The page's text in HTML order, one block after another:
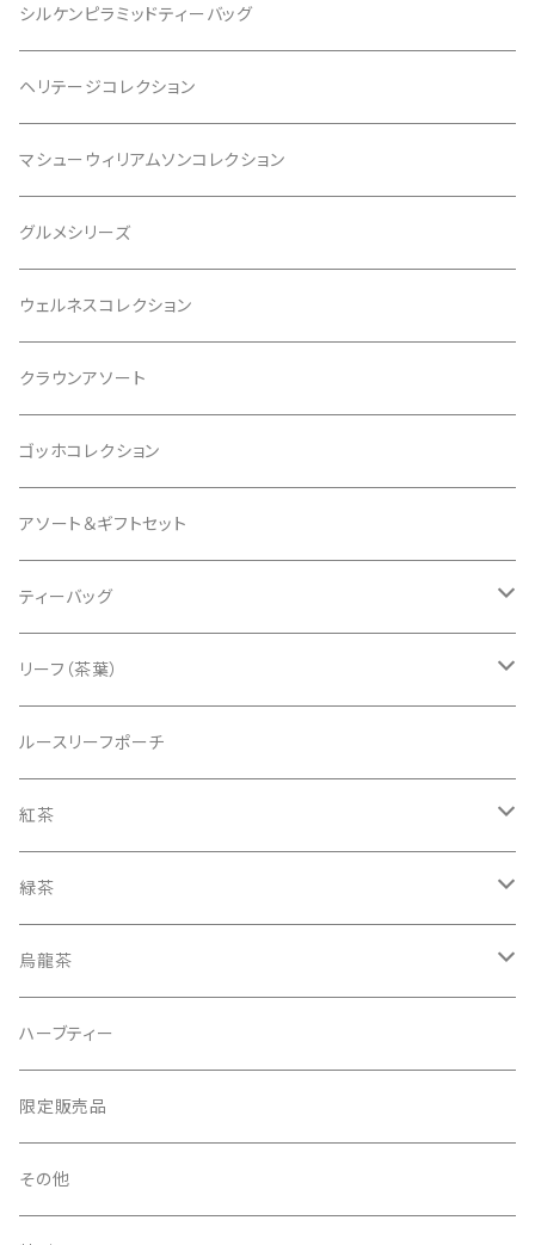
シルケンピラミッドティーバッグ
ヘリテージコレクション
マシューウィリアムソンコレクション
グルメシリーズ
ウェルネスコレクション
クラウンアソート
ゴッホコレクション
アソート＆ギフトセット
ティーバッグ
クラシックティーバッグ
ティーバッグ 25個入り
ティーバッグ 50個入り
シルケンピラミッドティーバッグ
アソート＆ギフトセット
ティーバッグお試しセット
ティーバッグバラ
ティーバッグ20個入り 簡易パッケージセット
リーフ（茶葉）
リーフ（茶葉） 100g入り BOX
リーフ（茶葉） 125g入り CADDY（缶）
グルメシリーズ
ヘリテージコレクション
アソート＆ギフトセット
ゴッホコレクション
ルースリーフポーチ
紅茶
ノンフレーバードティー（紅茶100％）
紅茶ベースのフレーバードティー
緑茶
ノンフレーバードティー（緑茶100％）
緑茶ベースのフレーバードティー
烏龍茶
烏龍茶ベースのフレーバードティー
ハーブティー
限定販売品
その他